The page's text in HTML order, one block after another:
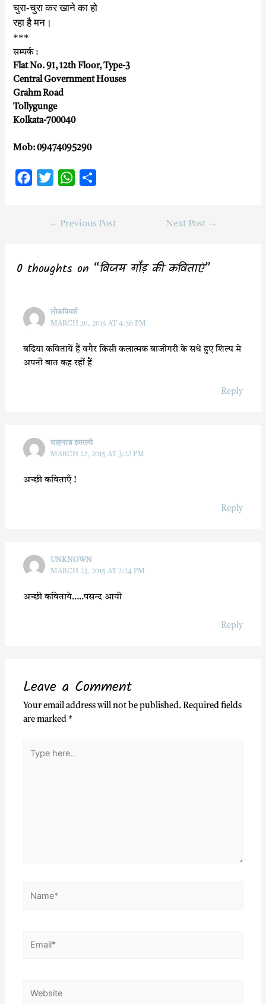
चुरा-चुरा कर खाने का हो
रहा है मन।
***
सम्पर्क :
Flat No. 91, 12th Floor, Type-3
Central Government Houses
Grahm Road
Tollygunge
Kolkata-700040
Mob: 09474095290
t
W
t
r
← Previous Post Next Post →
0 thoughts on “विजय गौड़ की कविताएं”
लोकविमर्श
MARCH 20, 2015 AT 4:36 PM
बढिया कवितायें हैं वगैर किसी कलात्मक बाजीगरी के सधे हुए शिल्प मे
अपनी बात कह रहीं हैं
Reply
शाहनाज़ इमरानी
MARCH 22, 2015 AT 3:22 PM
अच्छी कविताएँ !
Reply
UNKNOWN
MARCH 23, 2015 AT 2:24 PM
अच्छी कविताये…..पसन्द आयी
Reply
Leave a Comment
Your email address will not be published. Required fields
are marked*